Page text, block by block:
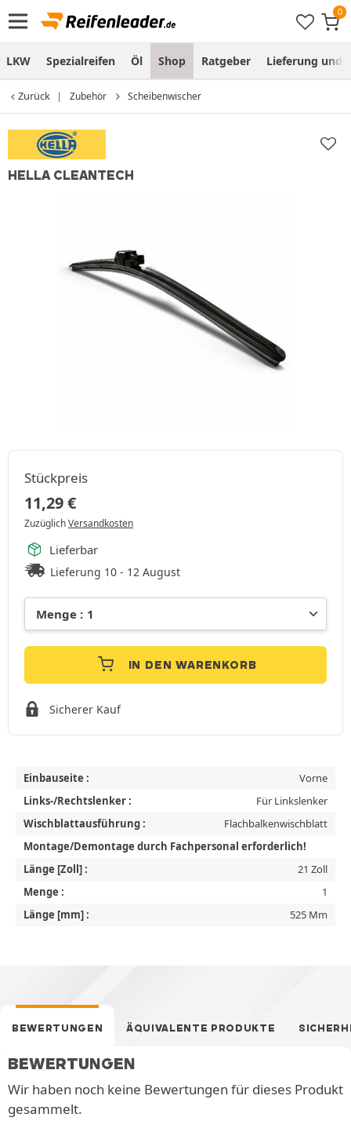
LKW Spezialreifen Öl Shop Ratgeber Lieferung und
Zurück Zubehör Scheibenwischer
HELLA CLEANTECH
Stückpreis
11,29€
ZuzüglichVersandkosten
Lieferbar
Lieferung 10 - 12 August
IN DEN WARENKORB
Sicherer Kauf
Einbauseite :
Vorne
Links-/Rechtslenker :
Für Linkslenker
Wischblattausführung :
Flachbalkenwischblatt
Montage/Demontage durch Fachpersonal erforderlich!
Länge [Zoll] :
21 Zoll
Menge :
1
Länge [mm] :
525 Mm
BEWERTUNGEN ÄQUIVALENTE PRODUKTE
BEWERTUNGEN
Wir haben noch keine Bewertungen für dieses Produkt
gesammelt.